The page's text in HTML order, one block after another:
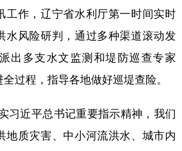
作，辽宁省水利厅第一时间实时
水风险研判，通过多种渠道滚动发
出多支水文监测和堤防巡查专家
过程，指导各地做好巡堤查险。
近平总书记重要指示精神，我们
地质灾害、中小河流洪水、城市内